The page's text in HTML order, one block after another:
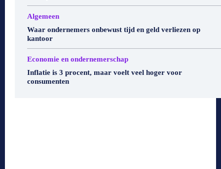
Algemeen
Waar ondernemers onbewust tijd en geld verliezen op
kantoor
Economie en ondernemerschap
Inflatie is 3 procent, maar voelt veel hoger voor
consumenten